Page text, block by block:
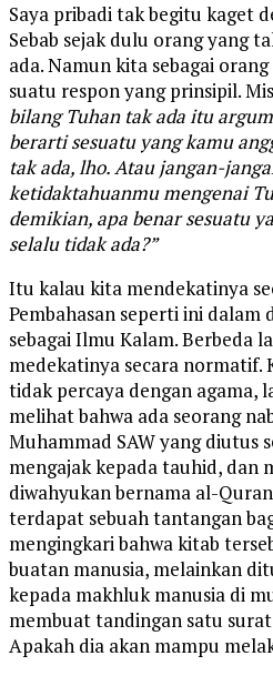
Saya pribadi tak begitu kaget
Sebab sejak dulu orang yang
ada. Namun kita sebagai
suatu respon yang prinsipil.
bilang Tuhan tak ada itu
berarti sesuatu yang kamu
tak ada, lho. Atau jangan-
ketidaktahuanmu mengenai
demikian, apa benar sesuatu
selalu tidak ada?”
Itu kalau kita mendekatinya
Pembahasan seperti ini dalam
sebagai Ilmu Kalam. Berbeda
medekatinya secara normatif.
tidak percaya dengan agama,
melihat bahwa ada seorang
Muhammad SAW yang diutus
mengajak kepada tauhid, dan
diwahyukan bernama al-
terdapat sebuah tantangan
mengingkari bahwa kitab
buatan manusia, melainkan
kepada makhluk manusia di
membuat tandingan satu
Apakah dia akan mampu